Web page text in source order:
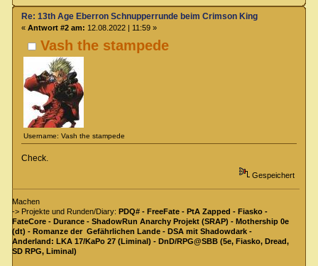
Vash the stampede
Username: Vash the stampede
Re: 13th Age Eberron Schnupperrunde beim Crimson King
« Antwort #2 am: 12.08.2022 | 11:59 »
Check.
Gespeichert
Machen
-> Projekte und Runden/Diary: PDQ# - FreeFate - PtA Zapped - Fiasko -
FateCore - Durance - ShadowRun Anarchy Projekt (SRAP) - Mothership 0e
(dt) - Romanze der Gefährlichen Lande - DSA mit Shadowdark -
Anderland: LKA 17/KaPo 27 (Liminal) - DnD/RPG@SBB (5e, Fiasko, Dread,
SD RPG, Liminal)